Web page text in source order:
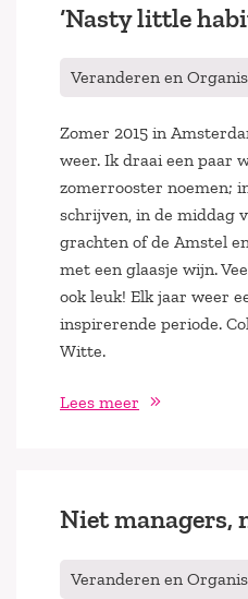
‘Nasty little
Veranderen en
Zomer 2015 in
weer. Ik draai een paar
zomerrooster noemen;
schrijven, in de middag
grachten of de Amstel
met een glaasje wijn.
ook leuk! Elk jaar weer
inspirerende periode.
Witte.
Lees meer
Niet managers,
Veranderen en